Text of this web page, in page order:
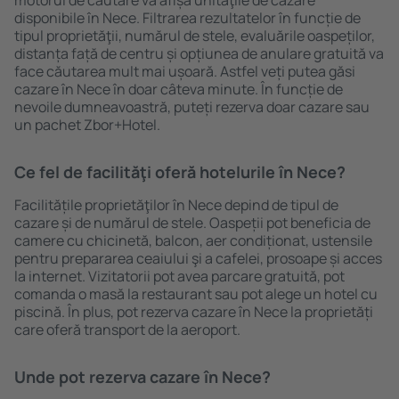
disponibile în Nece. Filtrarea rezultatelor în funcție de
tipul proprietăţii, numărul de stele, evaluările oaspeților,
distanța față de centru și opțiunea de anulare gratuită va
face căutarea mult mai ușoară. Astfel veți putea găsi
cazare în Nece în doar câteva minute. În funcție de
nevoile dumneavoastră, puteți rezerva doar cazare sau
un pachet Zbor+Hotel.
Ce fel de facilităţi oferă hotelurile în Nece?
Facilitățile proprietăţilor în Nece depind de tipul de
cazare și de numărul de stele. Oaspeții pot beneficia de
camere cu chicinetă, balcon, aer condiționat, ustensile
pentru prepararea ceaiului şi a cafelei, prosoape și acces
la internet. Vizitatorii pot avea parcare gratuită, pot
comanda o masă la restaurant sau pot alege un hotel cu
piscină. În plus, pot rezerva cazare în Nece la proprietăți
care oferă transport de la aeroport.
Unde pot rezerva cazare în Nece?